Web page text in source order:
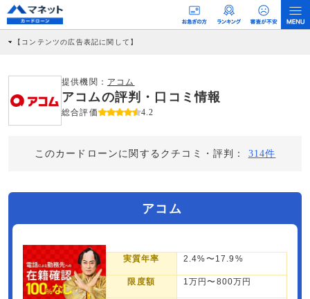
【コンテンツの広告表記に関して】
社に対して企業から紹介報酬が支払われるという収益モデルです。 ただし、特定の
商品を根拠なくPRするものではなく、当編集部の調査／ユーザーへの口コミ収集な
どに基づき、公平性を担保した情報提供を行っています。
>提携企業一覧
提供機関： アコム
アコムの評判・口コミ情報
総合評価 4.2
このカードローンに関するクチコミ・評判： 314件
アコム
実質年率 2.4%〜17.9%
限度額 1万円〜800万円